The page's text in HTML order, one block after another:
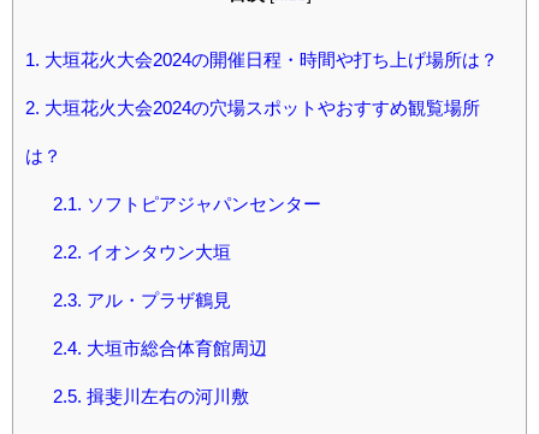
1. 大垣花火大会2024の開催日程・時間や打ち上げ場所は？
2. 大垣花火大会2024の穴場スポットやおすすめ観覧場所
は？
2.1. ソフトピアジャパンセンター
2.2. イオンタウン大垣
2.3. アル・プラザ鶴見
2.4. 大垣市総合体育館周辺
2.5. 揖斐川左右の河川敷